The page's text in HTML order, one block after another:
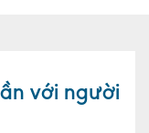
với người